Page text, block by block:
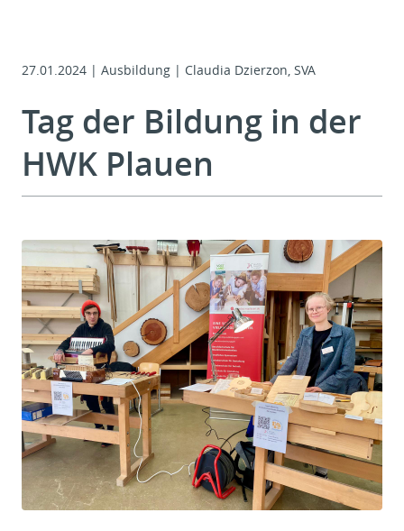
27.01.2024 | Ausbildung | Claudia Dzierzon, SVA
Tag der Bildung in der
HWK Plauen